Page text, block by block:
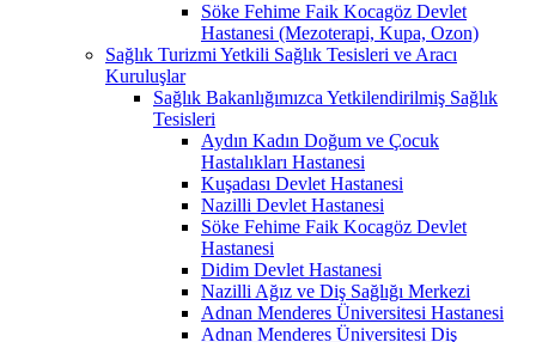
Söke Fehime Faik Kocagöz Devlet
Hastanesi (Mezoterapi, Kupa, Ozon)
Sağlık Turizmi Yetkili Sağlık Tesisleri ve Aracı
Kuruluşlar
Sağlık Bakanlığımızca Yetkilendirilmiş Sağlık
Tesisleri
Aydın Kadın Doğum ve Çocuk
Hastalıkları Hastanesi
Kuşadası Devlet Hastanesi
Nazilli Devlet Hastanesi
Söke Fehime Faik Kocagöz Devlet
Hastanesi
Didim Devlet Hastanesi
Nazilli Ağız ve Diş Sağlığı Merkezi
Adnan Menderes Üniversitesi Hastanesi
Adnan Menderes Üniversitesi Diş